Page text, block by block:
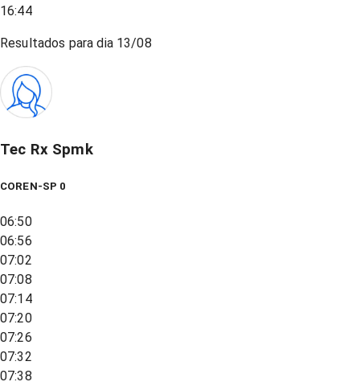
16:44
Resultados para dia 13/08
Tec Rx Spmk
COREN-SP 0
06:50
06:56
07:02
07:08
07:14
07:20
07:26
07:32
07:38